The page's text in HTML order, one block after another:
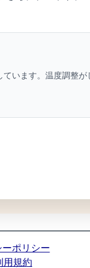
います。温度調整が
ポリシー
用規約